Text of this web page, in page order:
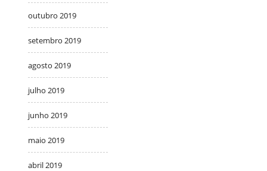
outubro 2019
setembro 2019
agosto 2019
julho 2019
junho 2019
maio 2019
abril 2019